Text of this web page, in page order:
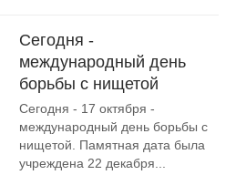
Сегодня -
международный день
борьбы с нищетой
Сегодня - 17 октября -
международный день борьбы c
нищетой. Памятная дата была
учреждена 22 декабря...